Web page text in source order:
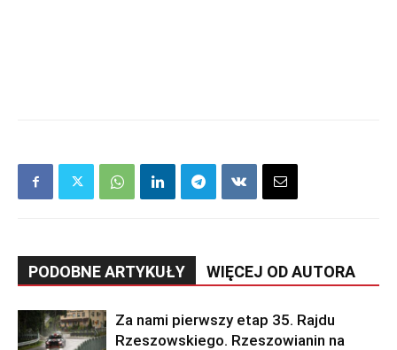
PODOBNE ARTYKUŁY WIĘCEJ OD AUTORA
Za nami pierwszy etap 35. Rajdu
Rzeszowskiego. Rzeszowianin na